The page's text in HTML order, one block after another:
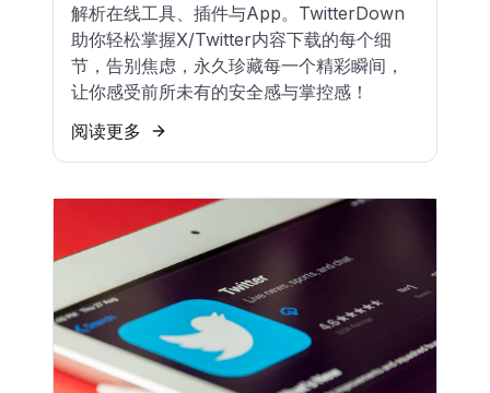
解析在线工具、插件与App。TwitterDown
助你轻松掌握X/Twitter内容下载的每个细
节，告别焦虑，永久珍藏每一个精彩瞬间，
让你感受前所未有的安全感与掌控感！
阅读更多